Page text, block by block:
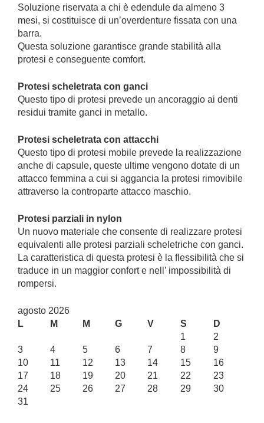
Soluzione riservata a chi è edendule da almeno 3
mesi, si costituisce di un’overdenture fissata con una
barra.
Questa soluzione garantisce grande stabilità alla
protesi e conseguente comfort.
Protesi scheletrata con ganci
Questo tipo di protesi prevede un ancoraggio ai denti
residui tramite ganci in metallo.
Protesi scheletrata con attacchi
Questo tipo di protesi mobile prevede la realizzazione
anche di capsule, queste ultime vengono dotate di un
attacco femmina a cui si aggancia la protesi rimovibile
attraverso la controparte attacco maschio.
Protesi parziali in nylon
Un nuovo materiale che consente di realizzare protesi
equivalenti alle protesi parziali scheletriche con ganci.
La caratteristica di questa protesi è la flessibilità che si
traduce in un maggior confort e nell’ impossibilità di
rompersi.
agosto 2026
L
M M G V S
D
1
2
3
4 5 6 7 8
9
10
11 12 13 14 15
16
17
18 19 20 21 22
23
24
25 26 27 28 29
30
31